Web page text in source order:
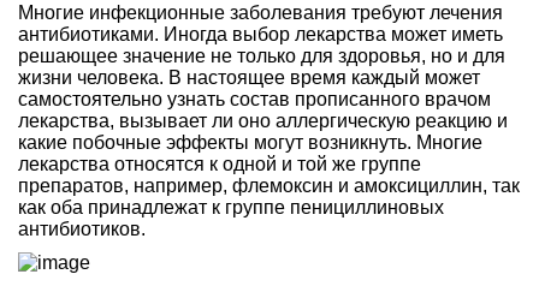
Многие инфекционные заболевания требуют лечения
антибиотиками. Иногда выбор лекарства может иметь
решающее значение не только для здоровья, но и для
жизни человека. В настоящее время каждый может
самостоятельно узнать состав прописанного врачом
лекарства, вызывает ли оно аллергическую реакцию и
какие побочные эффекты могут возникнуть. Многие
лекарства относятся к одной и той же группе
препаратов, например, флемоксин и амоксициллин, так
как оба принадлежат к группе пенициллиновых
антибиотиков.